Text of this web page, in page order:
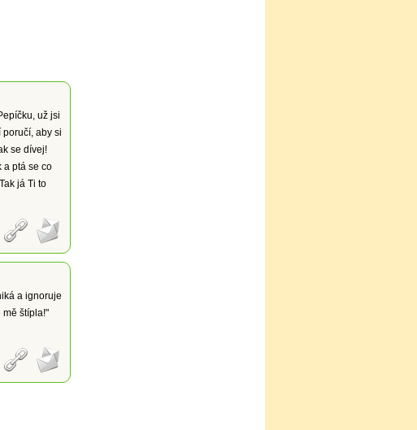
už jsi
poručí, aby si
se dívej!
a ptá se co
já Ti to
a ignoruje
mě štípla!"